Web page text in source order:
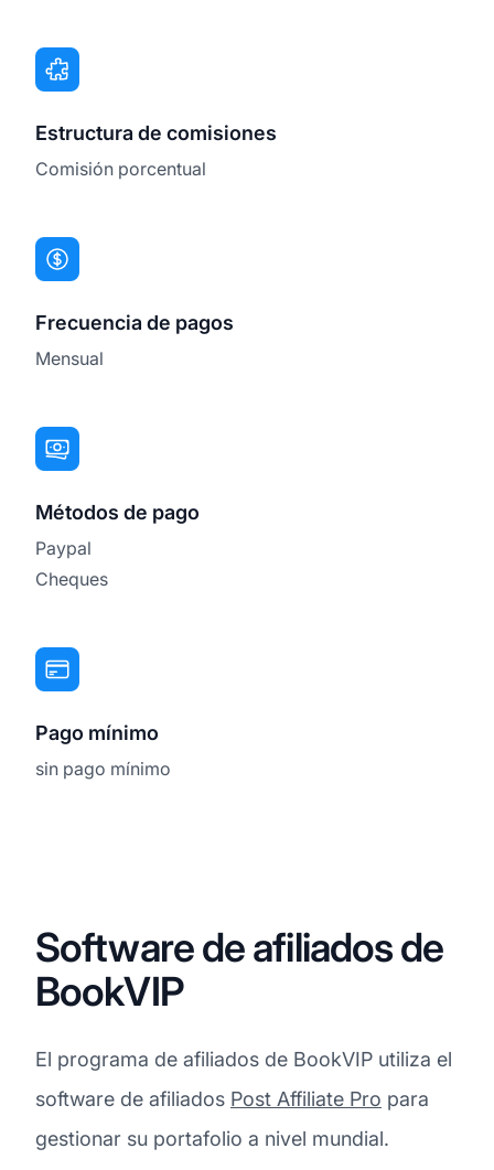
Estructura de comisiones
Comisión porcentual
Frecuencia de pagos
Mensual
Métodos de pago
Paypal
Cheques
Pago mínimo
sin pago mínimo
Software de afiliados de
BookVIP
El programa de afiliados de BookVIP utiliza el
software de afiliados Post Affiliate Pro para
gestionar su portafolio a nivel mundial.